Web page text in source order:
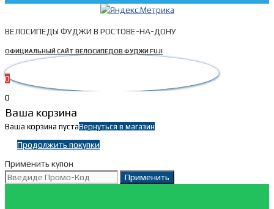
ВЕЛОСИПЕДЫ ФУДЖИ В РОСТОВЕ-НА-ДОНУ
ОФИЦИАЛЬНЫЙ САЙТ ВЕЛОСИПЕДОВ ФУДЖИ FUJI
0
0
Ваша корзина
Ваша корзина пустаВернуться в магазин
Продолжить покупки
Применить купон
Применить